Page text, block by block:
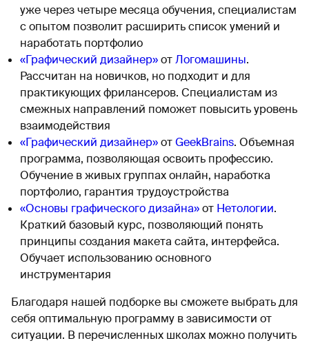
уже через четыре месяца обучения, специалистам
с опытом позволит расширить список умений и
наработать портфолио
«Графический дизайнер»отЛогомашины.
Рассчитан на новичков, но подходит и для
практикующих фрилансеров. Специалистам из
смежных направлений поможет повысить уровень
взаимодействия
«Графический дизайнер»отGeekBrains. Объемная
программа, позволяющая освоить профессию.
Обучение в живых группах онлайн, наработка
портфолио, гарантия трудоустройства
«Основы графического дизайна»от Нетологии.
Краткий базовый курс, позволяющий понять
принципы создания макета сайта, интерфейса.
Обучает использованию основного
инструментария
Благодаря нашей подборке вы сможете выбрать для
себя оптимальную программу в зависимости от
ситуации. В перечисленных школах можно получить